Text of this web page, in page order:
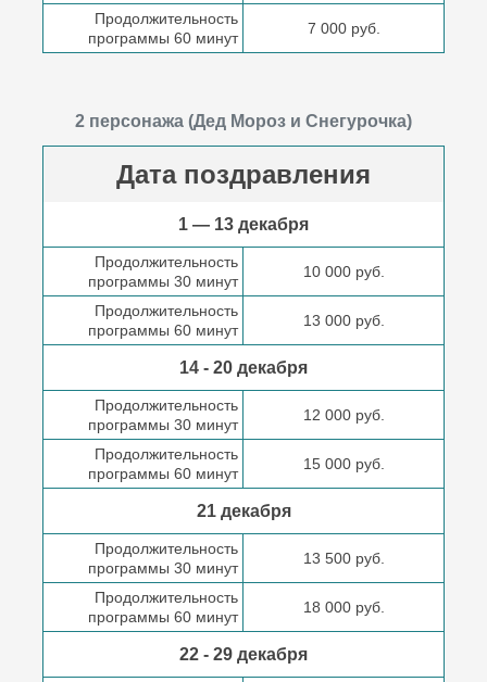
Продолжительность
программы 60 минут
7 000 руб.
2 персонажа (Дед Мороз и Снегурочка)
Дата поздравления
1 — 13 декабря
Продолжительность
программы 30 минут
10 000 руб.
Продолжительность
программы 60 минут
13 000 руб.
14 - 20 декабря
Продолжительность
программы 30 минут
12 000 руб.
Продолжительность
программы 60 минут
15 000 руб.
21 декабря
Продолжительность
программы 30 минут
13 500 руб.
Продолжительность
программы 60 минут
18 000 руб.
22 - 29 декабря